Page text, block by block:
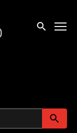
Søk